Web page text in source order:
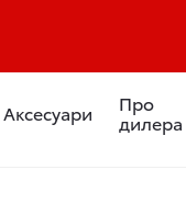
Аксесуари Про
дилера